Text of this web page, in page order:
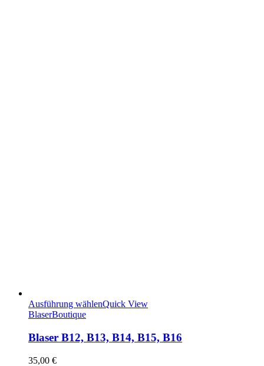
Ausführung wählenQuick View
BlaserBoutique
Blaser B12, B13, B14, B15, B16
35,00 €